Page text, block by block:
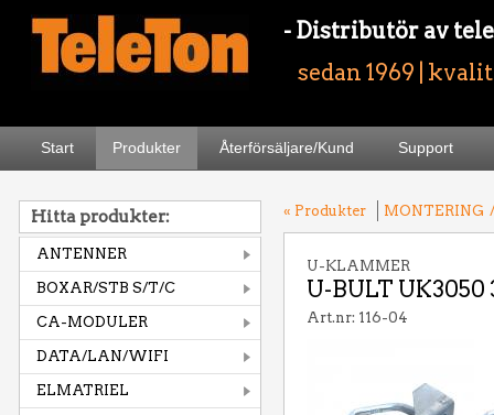
- Distributör av
sedan 1969 |
Start Produkter Återförsäljare/Kund Support
Hitta produkter:
ANTENNER
BOXAR/STB S/T/C
CA-MODULER
DATA/LAN/WIFI
ELMATRIEL
« Produkter MONTERING /
U-KLAMMER
U-BULT UK3050
Art.nr: 116-04